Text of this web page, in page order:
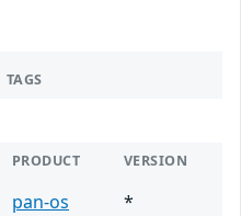
TAGS
PRODUCT VERSION
pan-os
*